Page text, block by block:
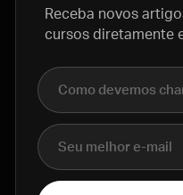
Receba novos
cursos diretamente
Nome completo
E-mail